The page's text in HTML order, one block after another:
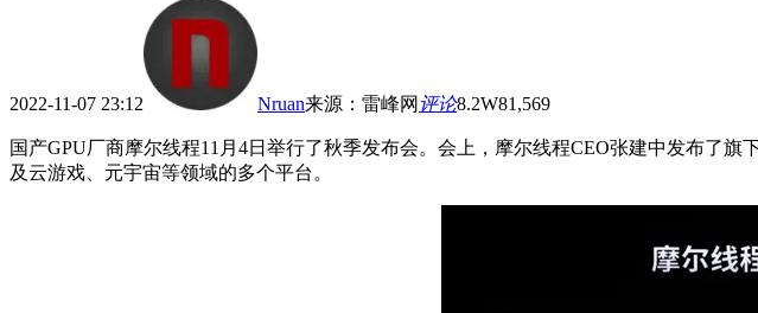
2022-11-07 23:12 Nruan来源 ： 雷峰网 评论8.2W81,569
国产GPU厂商摩尔线程11月4日举行了秋季发布会。会上，摩尔线程CEO张建中发布了
及云游戏、元宇宙等领域的多个平台。